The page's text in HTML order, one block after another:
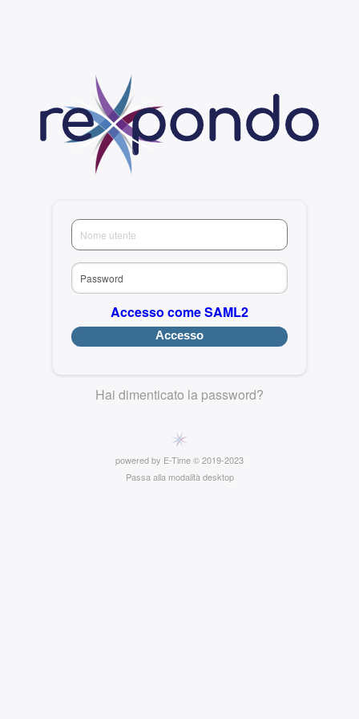
Accesso come SAML2
Accesso
Hai dimenticato la password?
powered by E-Time © 2019-2023
Passa alla modalità desktop